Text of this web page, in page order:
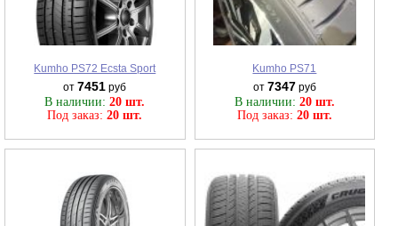
Kumho PS72 Ecsta Sport
от7451 руб
В наличии:20 шт.
Под заказ:20 шт.
Kumho PS71
от 7347руб
В наличии: 20 шт.
Под заказ: 20 шт.